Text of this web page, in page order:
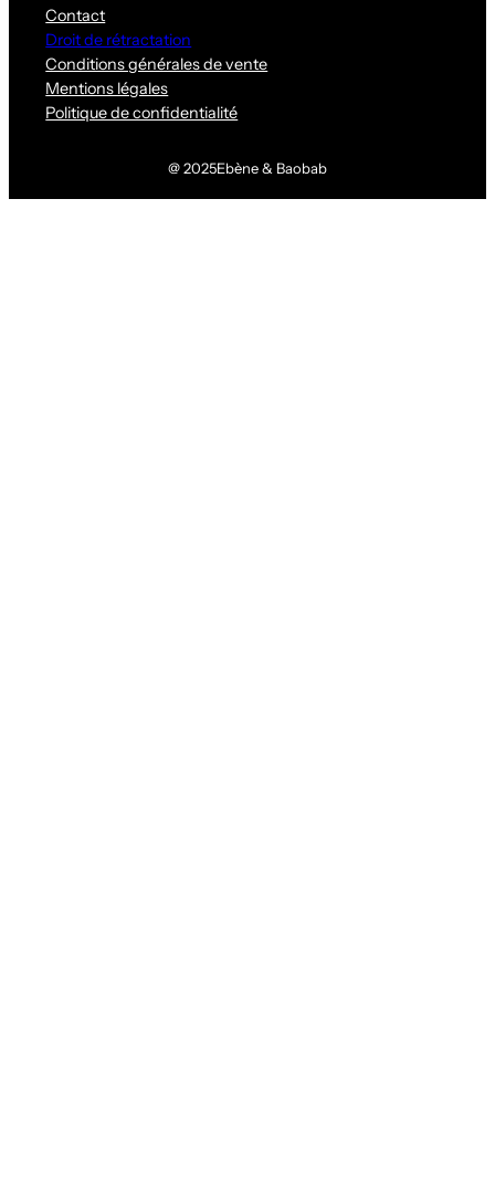
Contact
Droit de rétractation
Conditions générales de vente
Mentions légales
Politique de confidentialité
@ 2025Ebène & Baobab